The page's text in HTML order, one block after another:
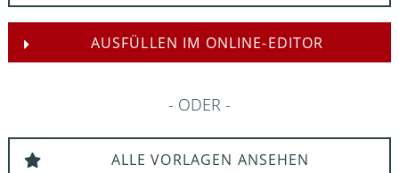
AUSFÜLLEN IM ONLINE-EDITOR
ODER
ALLE VORLAGEN ANSEHEN